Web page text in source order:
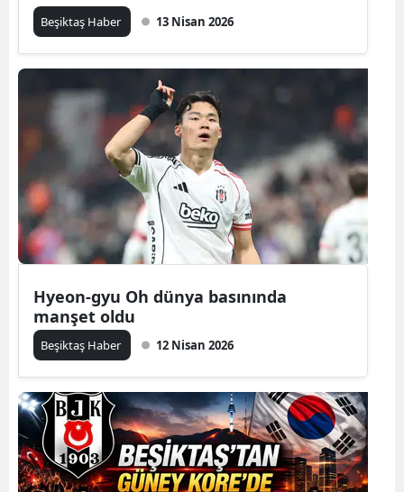
Beşiktaş Haber 13 Nisan 2026
Hyeon-gyu Oh dünya basınında
manşet oldu
Beşiktaş Haber 12 Nisan 2026